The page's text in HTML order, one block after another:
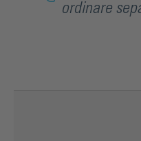
ordinare